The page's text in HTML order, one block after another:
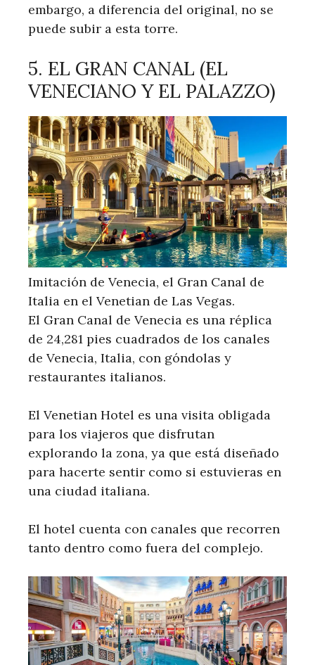
embargo, a diferencia del original, no se
puede subir a esta torre.
5. EL GRAN CANAL (EL
VENECIANO Y EL PALAZZO)
Imitación de Venecia, el Gran Canal de
Italia en el Venetian de Las Vegas.
El Gran Canal de Venecia es una réplica
de 24,281 pies cuadrados de los canales
de Venecia, Italia, con góndolas y
restaurantes italianos.
El Venetian Hotel es una visita obligada
para los viajeros que disfrutan
explorando la zona, ya que está diseñado
para hacerte sentir como si estuvieras en
una ciudad italiana.
El hotel cuenta con canales que recorren
tanto dentro como fuera del complejo.